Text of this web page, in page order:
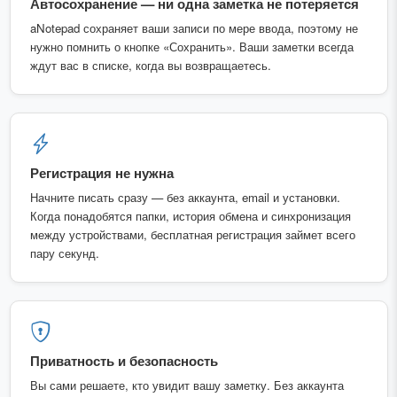
aNotepad сохраняет ваши записи по мере ввода, поэтому не
нужно помнить о кнопке «Сохранить». Ваши заметки всегда
ждут вас в списке, когда вы возвращаетесь.
Регистрация не нужна
Начните писать сразу — без аккаунта, email и установки.
Когда понадобятся папки, история обмена и синхронизация
между устройствами, бесплатная регистрация займет всего
пару секунд.
Приватность и безопасность
Вы сами решаете, кто увидит вашу заметку. Без аккаунта